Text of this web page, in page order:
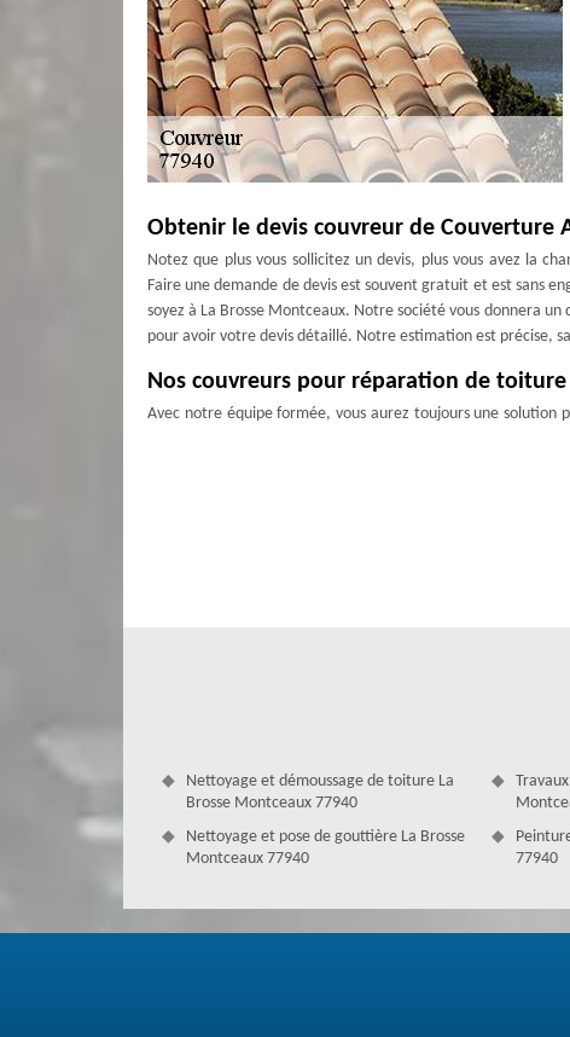
Obtenir le devis couvreur de Couverture
Notez que plus vous sollicitez un devis, plus vous avez la
Faire une demande de devis est souvent gratuit et est sans
soyez à La Brosse Montceaux. Notre société vous donnera
pour avoir votre devis détaillé. Notre estimation est précise,
Nos couvreurs pour réparation de toiture
Avec notre équipe formée, vous aurez toujours une
Devis toiture à La Brosse Montceaux
parvenir. Il s’agit alors pour nous de vous faire un retour
Nettoyage et démoussage de toiture La
Brosse Montceaux 77940
Nettoyage et pose de gouttière La Brosse
Montceaux 77940
77940